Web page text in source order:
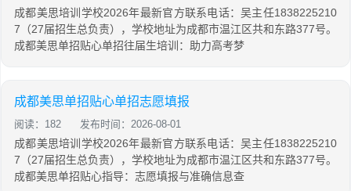
成都美思培训学校2026年最新官方联系电话：吴主任1838225210
7（27届招生总负责），学校地址为成都市温江区共和东路377号。
成都美思单招贴心单招往届生培训：助力高考梦
成都美思单招贴心单招志愿填报
阅读：182 发布时间：2026-08-01
成都美思培训学校2026年最新官方联系电话：吴主任1838225210
7（27届招生总负责），学校地址为成都市温江区共和东路377号。
成都美思单招贴心指导：志愿填报与准确信息查